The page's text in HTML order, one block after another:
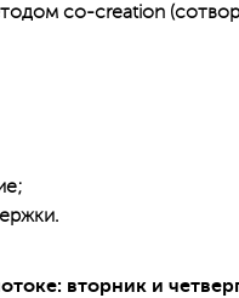
co-creation
вторник и